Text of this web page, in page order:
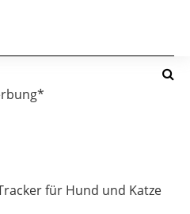
für Hund und Katze